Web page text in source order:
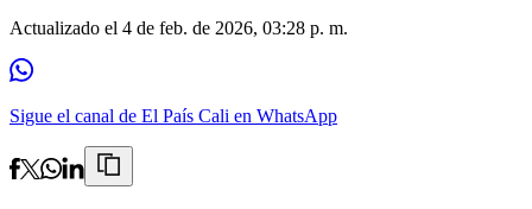
Actualizado el 4 de feb. de 2026, 03:28 p. m.
Sigue el canal de El País Cali en WhatsApp